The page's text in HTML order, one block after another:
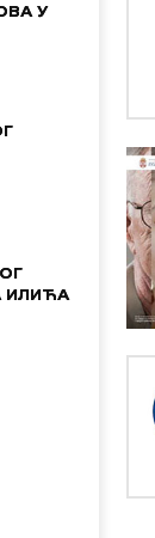
У
ИЛИЋА